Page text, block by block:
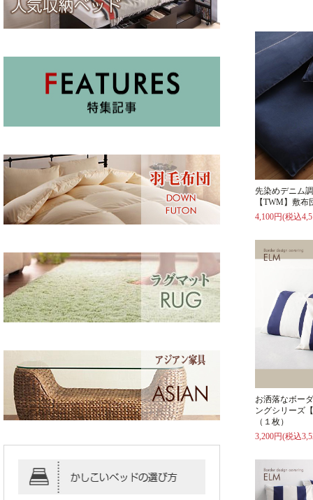
先染めデニム
【TWM】敷
4,100円(税込
お洒落なボー
ングシリーズ
（１枚）
3,200円(税込